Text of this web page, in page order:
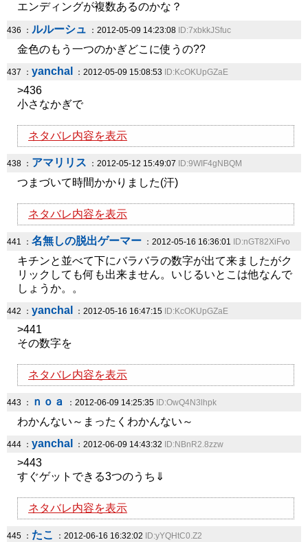
エンディングが複数あるのかな？
436 ： ルルーシュ ：2012-05-09 14:23:08 ID:7xbkkJSfuc
金色のもう一つのかぎどこに使うの??
437 ： yanchal ：2012-05-09 15:08:53 ID:KcOKUpGZaE
>436
小さなかぎで
ネタバレ内容を表示
438 ： アマリリス ：2012-05-12 15:49:07 ID:9WIF4gNBQM
つまづいて時間かかりました(汗)
ネタバレ内容を表示
441 ： 名無しの脱出ゲーマー ：2012-05-16 16:36:01 ID:nGT82XiFvo
キチンと並べて下にバラバラの数字が出て来ましたがク
リックしても何も出来ません。いじるいとこは他なんで
しょうか。。
442 ： yanchal ：2012-05-16 16:47:15 ID:KcOKUpGZaE
>441
その数字を
ネタバレ内容を表示
443 ： ｎｏａ ：2012-06-09 14:25:35 ID:OwQ4N3lhpk
わかんない～まったくわかんない～
444 ： yanchal ：2012-06-09 14:43:32 ID:NBnR2.8zzw
>443
すぐゲットできる3つのうち⇓
ネタバレ内容を表示
445 ： たこ ：2012-06-16 16:32:02 ID:yYQHtC0.Z2